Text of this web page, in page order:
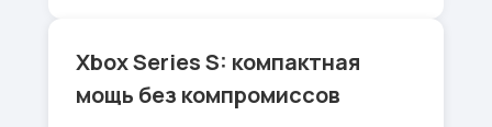
Xbox Series S: компактная
мощь без компромиссов